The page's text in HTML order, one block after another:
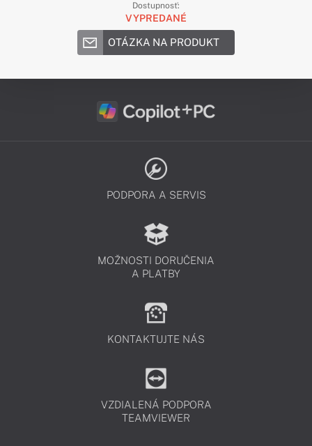
Dostupnosť:
VYPREDANÉ
OTÁZKA NA PRODUKT
PODPORA A SERVIS
MOŽNOSTI DORUČENIA
A PLATBY
KONTAKTUJTE NÁS
VZDIALENÁ PODPORA
TEAMVIEWER